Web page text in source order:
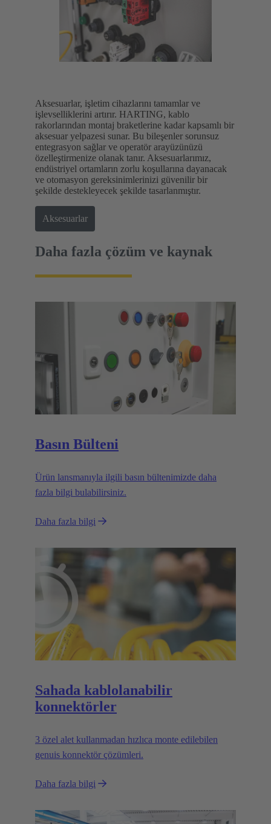
Aksesuarlar, işletim cihazlarını tamamlar ve
işlevselliklerini artırır. HARTING, kablo
rakorlarından montaj braketlerine kadar kapsamlı bir
aksesuar yelpazesi sunar. Bu bileşenler sorunsuz
entegrasyon sağlar ve operatör arayüzünüzü
özelleştirmenize olanak tanır. Aksesuarlarımız,
endüstriyel ortamların zorlu koşullarına dayanacak
ve otomasyon gereksinimlerinizi güvenilir bir
şekilde destekleyecek şekilde tasarlanmıştır.
Aksesuarlar
Daha fazla çözüm ve kaynak
Basın Bülteni
Ürün lansmanıyla ilgili basın bültenimizde daha
fazla bilgi bulabilirsiniz.
Daha fazla bilgi
Sahada kablolanabilir
konnektörler
3 özel alet kullanmadan hızlıca monte edilebilen
genuis konnektör çözümleri.
Daha fazla bilgi